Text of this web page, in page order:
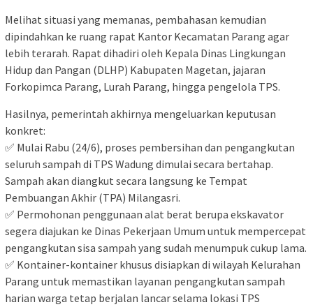
Melihat situasi yang memanas, pembahasan kemudian
dipindahkan ke ruang rapat Kantor Kecamatan Parang agar
lebih terarah. Rapat dihadiri oleh Kepala Dinas Lingkungan
Hidup dan Pangan (DLHP) Kabupaten Magetan, jajaran
Forkopimca Parang, Lurah Parang, hingga pengelola TPS.
Hasilnya, pemerintah akhirnya mengeluarkan keputusan
konkret:
✅ Mulai Rabu (24/6), proses pembersihan dan pengangkutan
seluruh sampah di TPS Wadung dimulai secara bertahap.
Sampah akan diangkut secara langsung ke Tempat
Pembuangan Akhir (TPA) Milangasri.
✅ Permohonan penggunaan alat berat berupa ekskavator
segera diajukan ke Dinas Pekerjaan Umum untuk mempercepat
pengangkutan sisa sampah yang sudah menumpuk cukup lama.
✅ Kontainer-kontainer khusus disiapkan di wilayah Kelurahan
Parang untuk memastikan layanan pengangkutan sampah
harian warga tetap berjalan lancar selama lokasi TPS